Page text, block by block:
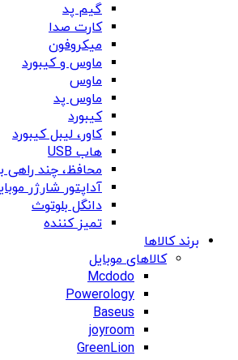
گیم پد
کارت صدا
میکروفون
ماوس و کیبورد
ماوس
ماوس پد
کیبورد
کاور، لیبل کیبورد
هاب USB
محافظ، چند راهی
آداپتور شارژر
دانگل بلوتوث
تمیز کننده
برند کالاها
کالاهای موبایل
Mcdodo
Powerology
Baseus
joyroom
GreenLion